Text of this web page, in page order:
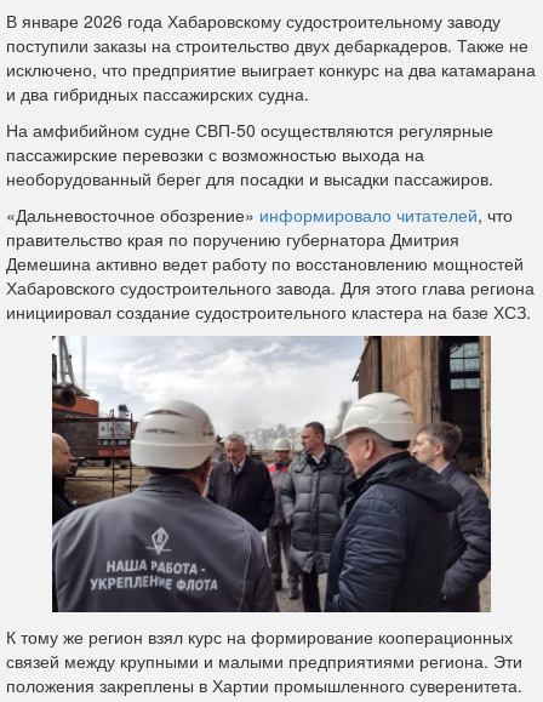
В январе 2026 года Хабаровскому судостроительному заводу
поступили заказы на строительство двух дебаркадеров. Также не
исключено, что предприятие выиграет конкурс на два катамарана
и два гибридных пассажирских судна.
На амфибийном судне СВП-50 осуществляются регулярные
пассажирские перевозки с возможностью выхода на
необорудованный берег для посадки и высадки пассажиров.
«Дальневосточное обозрение» информировало читателей, что
правительство края по поручению губернатора Дмитрия
Демешина активно ведет работу по восстановлению мощностей
Хабаровского судостроительного завода. Для этого глава региона
инициировал создание судостроительного кластера на базе ХСЗ.
К тому же регион взял курс на формирование кооперационных
связей между крупными и малыми предприятиями региона. Эти
положения закреплены в Хартии промышленного суверенитета.